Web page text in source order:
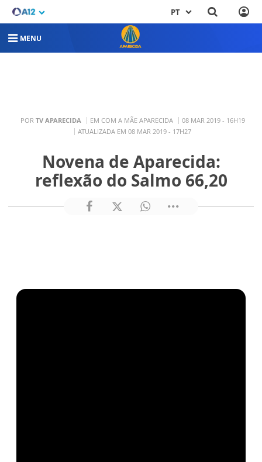
PT
MENU
POR TV APARECIDA EM COM A MÃE APARECIDA
08 MAR 2019 - 16H19
ATUALIZADA EM 08 MAR 2019 - 17H27
Novena de Aparecida:
reflexão do Salmo 66,20